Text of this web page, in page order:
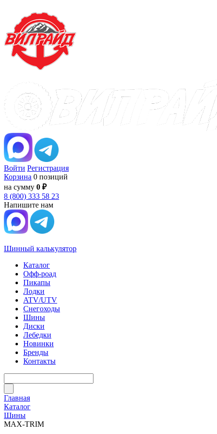
Войти Регистрация
Корзина 0 позиций
на сумму 0 ₽
8 (800) 333 58 23
Напишите нам
Шинный калькулятор
Каталог
Офф-роад
Пикапы
Лодки
ATV/UTV
Снегоходы
Шины
Диски
Лебедки
Новинки
Бренды
Контакты
Главная
Каталог
Шины
MAX-TRIM